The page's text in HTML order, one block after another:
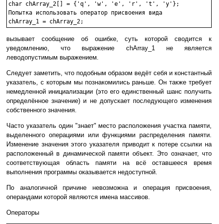
char chArray_2[] = {'q', 'w', 'e', 'r', 't', 'y'};
Попытка использовать оператор присвоения вида
вызывает сообщение об ошибке, суть которой сводится к
уведомлению, что выражение chArray_1 не является
леводопустимым выражением.
Следует заметить, что подобным образом ведёт себя и константный
указатель, с которым мы познакомились раньше. Он также требует
немедленной инициализации (это его единственный шанс получить
определённое значение) и не допускает последующего изменения
собственного значения.
Часто указатель один "знает" место расположения участка памяти,
выделенного операциями или функциями распределения памяти.
Изменение значения этого указателя приводит к потере ссылки на
расположенный в динамической памяти объект. Это означает, что
соответствующая область памяти на всё оставшееся время
выполнения программы оказывается недоступной.
По аналогичной причине невозможна и операция присвоения,
операндами которой являются имена массивов.
Операторы